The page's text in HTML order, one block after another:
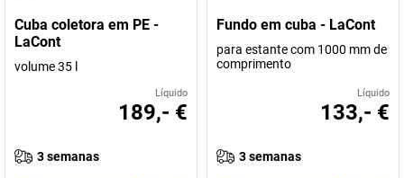
Cuba coletora em PE -
LaCont
volume 35 l
Líquido
189,- €
3 semanas
Fundo em cuba - LaCont
para estante com 1000 mm de
comprimento
Líquido
133,- €
3 semanas